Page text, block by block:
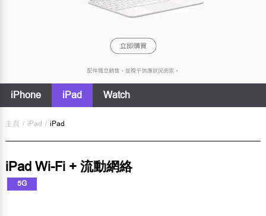
iPhone iPad Watch
主頁 / iPad / iPad
iPad Wi-Fi + 流動網絡
5G